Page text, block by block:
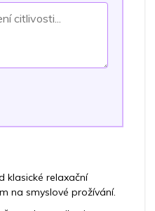
klasické relaxační
na smyslové prožívání.